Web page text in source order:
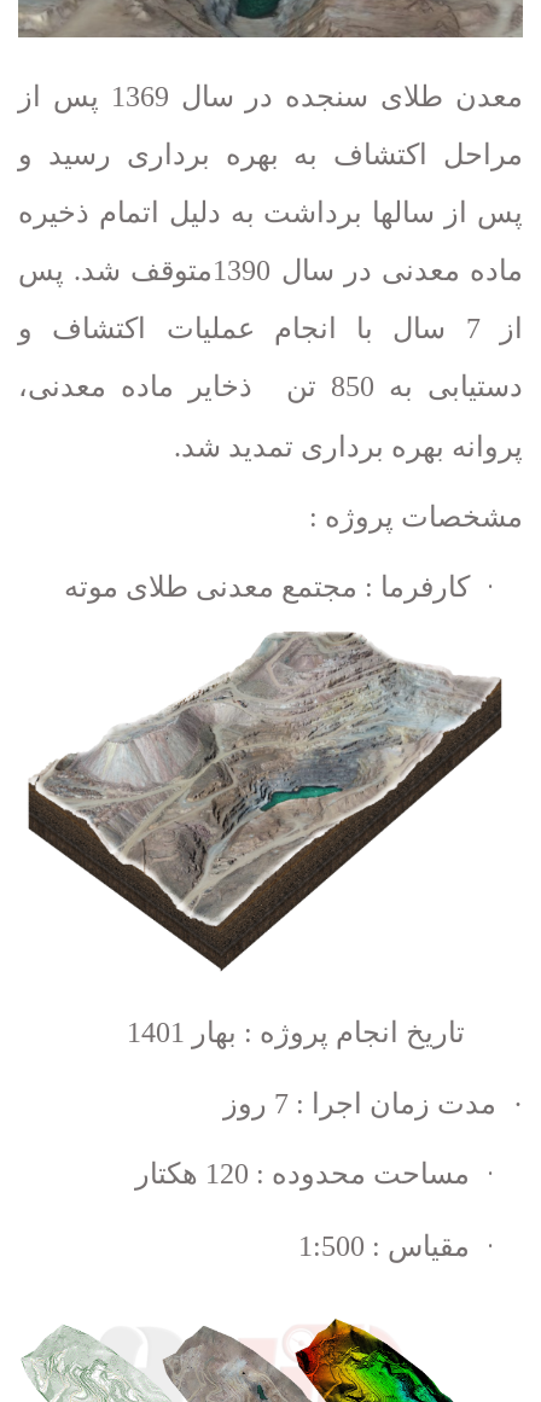
معدن طلای سنجده در سال 1369 پس از
مراحل اکتشاف به بهره برداری رسید و
پس از سالها برداشت به دلیل اتمام ذخیره
ماده معدنی در سال 1390متوقف شد. پس
از 7 سال با انجام عملیات اکتشاف و
دستیابی به 850 تن
ذخایر ماده معدنی،
پروانه بهره برداری تمدید شد.
مشخصات پروژه :
· کارفرما : مجتمع معدنی طلای موته
تاریخ انجام پروژه : بهار 1401
· مدت زمان اجرا : 7 روز
· مساحت محدوده : 120 هکتار
· مقیاس : 1:500